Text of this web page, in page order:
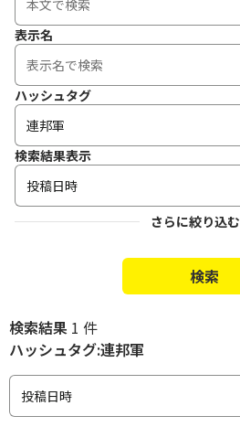
表示名
ハッシュタグ
検索結果表示
投稿日時
さらに絞り込む
検索
検索結果 1 件
ハッシュタグ:連邦軍
投稿日時